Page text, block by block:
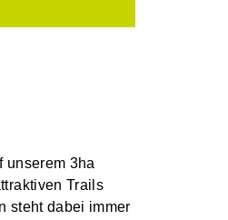
unserem 3ha
Trails
steht dabei immer